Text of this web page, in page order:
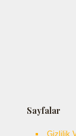
Sayfalar
Gizlilik